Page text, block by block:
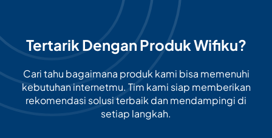
Tertarik Dengan Produk Wifiku?
Cari tahu bagaimana produk kami bisa memenuhi
kebutuhan internetmu. Tim kami siap memberikan
rekomendasi solusi terbaik dan mendampingi di
setiap langkah.